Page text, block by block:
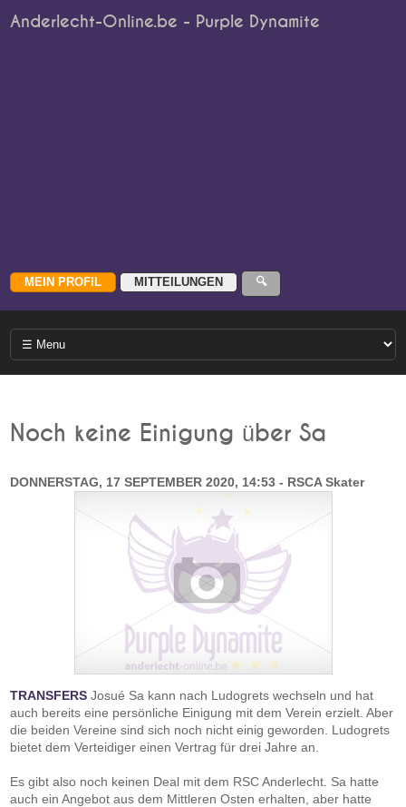
Anderlecht-Online.be - Purple Dynamite
Noch keine Einigung über Sa
DONNERSTAG, 17 SEPTEMBER 2020, 14:53 - RSCA Skater
TRANSFERS Josué Sa kann nach Ludogrets wechseln und hat
auch bereits eine persönliche Einigung mit dem Verein erzielt. Aber
die beiden Vereine sind sich noch nicht einig geworden. Ludogrets
bietet dem Verteidiger einen Vertrag für drei Jahre an.
Es gibt also noch keinen Deal mit dem RSC Anderlecht. Sa hatte
auch ein Angebot aus dem Mittleren Osten erhalten, aber hatte